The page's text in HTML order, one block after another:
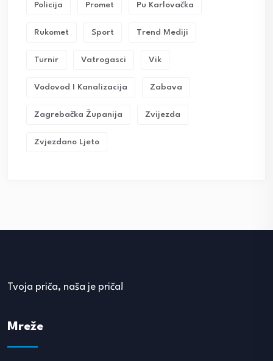
Policija Promet Pu Karlovačka
Rukomet Sport Trend Mediji
Turnir Vatrogasci Vik
Vodovod I Kanalizacija Zabava
Zagrebačka Županija Zvijezda
Zvjezdano Ljeto
Tvoja priča, naša je priča!
Mreže